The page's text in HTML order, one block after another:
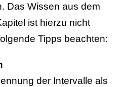
Das Wissen aus dem
ist hierzu nicht
Tipps beachten:
der Intervalle als